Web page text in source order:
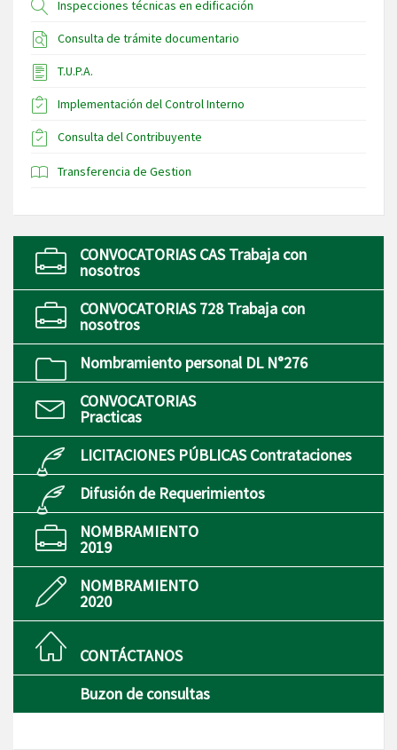
Inspecciones técnicas en edificación
Consulta de trámite documentario
T.U.P.A.
Implementación del Control Interno
Consulta del Contribuyente
Transferencia de Gestion
CONVOCATORIAS CAS Trabaja con
nosotros
CONVOCATORIAS 728 Trabaja con
nosotros
Nombramiento personal DL N°276
CONVOCATORIAS
Practicas
LICITACIONES PÚBLICAS Contrataciones
Difusión de Requerimientos
NOMBRAMIENTO
2019
NOMBRAMIENTO
2020
CONTÁCTANOS
Buzon de consultas